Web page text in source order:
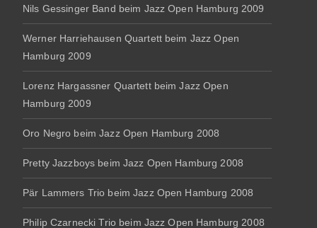
Nils Gessinger Band beim Jazz Open Hamburg 2009
Werner Harriehausen Quartett beim Jazz Open
Hamburg 2009
Lorenz Hargassner Quartett beim Jazz Open
Hamburg 2009
Oro Negro beim Jazz Open Hamburg 2008
Pretty Jazzboys beim Jazz Open Hamburg 2008
Pär Lammers Trio beim Jazz Open Hamburg 2008
Philip Czarnecki Trio beim Jazz Open Hamburg 2008